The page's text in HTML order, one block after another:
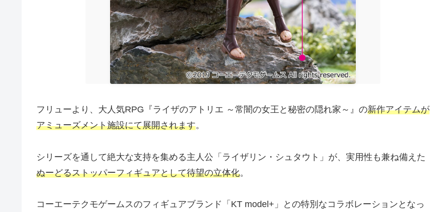
フリューより、大人気RPG『ライザのアトリエ ～常闇の女王と秘密の隠れ家～』の新作アイテムが
アミューズメント施設にて展開されます。
シリーズを通して絶大な支持を集める主人公「ライザリン・シュタウト」が、実用性も兼ね備えた
ぬーどるストッパーフィギュアとして待望の立体化。
コーエーテクモゲームスのフィギュアブランド「KT model+」との特別なコラボレーションとなっ